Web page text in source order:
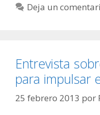
Deja un
Entrevista
para impulsar
25 febrero 2013 por